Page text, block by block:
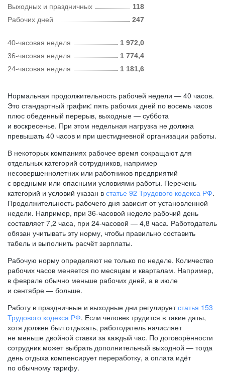
Рабочих дней 247
Выходных и праздничных 118
40-часовая неделя
1 972,0
36-часовая неделя
1 774,4
24-часовая неделя
1 181,6
Нормальная продолжительность рабочей недели — 40 часов.
Это стандартный график: пять рабочих дней по восемь часов
плюс обеденный перерыв, выходные — суббота
и воскресенье. При этом недельная нагрузка не должна
превышать 40 часов и при шестидневной организации работы.
В некоторых компаниях рабочее время сокращают для
отдельных категорий сотрудников, например
несовершеннолетних или работников предприятий
с вредными или опасными условиями работы. Перечень
категорий и условий указан в статье 92 Трудового кодекса РФ.
Продолжительность рабочего дня зависит от установленной
недели. Например, при 36-часовой неделе рабочий день
составляет 7,2 часа, при 24-часовой — 4,8 часа. Работодатель
обязан учитывать эту норму, чтобы правильно составить
табель и выполнить расчёт зарплаты.
Рабочую норму определяют не только по неделе. Количество
рабочих часов меняется по месяцам и кварталам. Например,
в феврале обычно меньше рабочих дней, а в июле
и сентябре — больше.
Работу в праздничные и выходные дни регулируетстатья 153
Трудового кодекса РФ. Если человек трудится в такие даты,
хотя должен был отдыхать, работодатель начисляет
не меньше двойной ставки за каждый час. По договорённости
сотрудник может выбрать дополнительный выходной — тогда
день отдыха компенсирует переработку, а оплата идёт
по обычному тарифу.